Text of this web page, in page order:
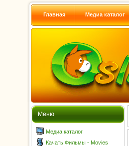
Главная Медиа каталог
Меню
Медиа каталог
Качать Фильмы - Movies